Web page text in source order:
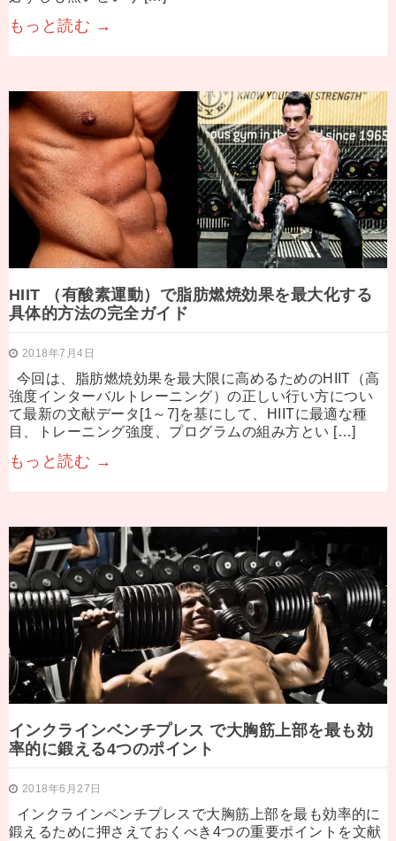
もっと読む →
HIIT （有酸素運動）で脂肪燃焼効果を最大化する
具体的方法の完全ガイド
2018年7月4日
今回は、脂肪燃焼効果を最大限に高めるためのHIIT（高
強度インターバルトレーニング）の正しい行い方につい
て最新の文献データ[1～7]を基にして、HIITに最適な種
目、トレーニング強度、プログラムの組み方とい […]
もっと読む →
インクラインベンチプレス で大胸筋上部を最も効
率的に鍛える4つのポイント
2018年6月27日
インクラインベンチプレスで大胸筋上部を最も効率的に
鍛えるために押さえておくべき4つの重要ポイントを文献